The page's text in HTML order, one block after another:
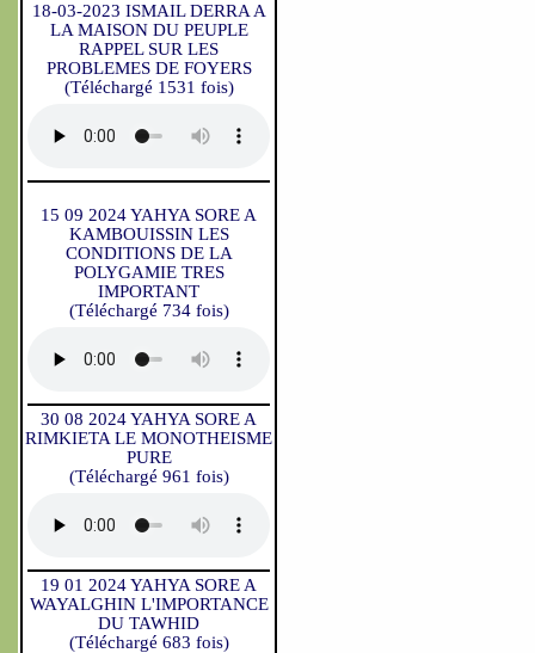
18-03-2023 ISMAIL DERRA A
LA MAISON DU PEUPLE
RAPPEL SUR LES
PROBLEMES DE FOYERS
(Téléchargé 1531 fois)
15 09 2024 YAHYA SORE A
KAMBOUISSIN LES
CONDITIONS DE LA
POLYGAMIE TRES
IMPORTANT
(Téléchargé 734 fois)
30 08 2024 YAHYA SORE A
RIMKIETA LE MONOTHEISME
PURE
(Téléchargé 961 fois)
19 01 2024 YAHYA SORE A
WAYALGHIN L'IMPORTANCE
DU TAWHID
(Téléchargé 683 fois)